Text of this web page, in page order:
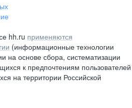
hh.ru применяются
(информационные технологии
на основе сбора, систематизации
к предпочтениям пользователей
на территории Российской